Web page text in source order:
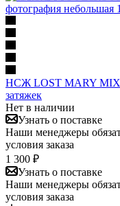
НСЖ LOST MARY
затяжек
Нет в наличии
Узнать о поставке
Наши менеджеры
условия заказа
1 300 ₽
Узнать о поставке
Наши менеджеры
условия заказа